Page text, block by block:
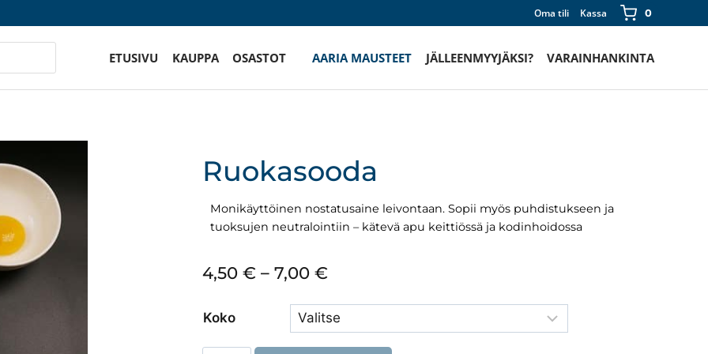
Oma tili Kassa 0
ETUSIVU KAUPPA OSASTOT AARIA MAUSTEET JÄLLEENMYYJÄKSI? VARAINHANKINTA
Ruokasooda
Monikäyttöinen nostatusaine leivontaan. Sopii myös puhdistukseen ja
tuoksujen neutralointiin – kätevä apu keittiössä ja kodinhoidossa
4,50 € – 7,00 €Hintaluokka:
–
Koko